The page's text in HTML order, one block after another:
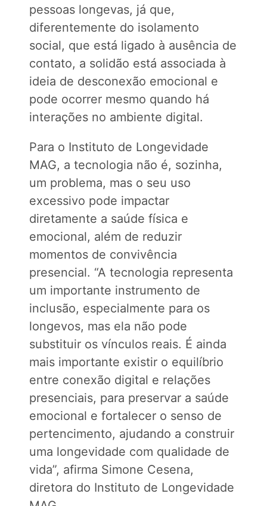
pessoas longevas, já que,
diferentemente do isolamento
social, que está ligado à ausência de
contato, a solidão está associada à
ideia de desconexão emocional e
pode ocorrer mesmo quando há
interações no ambiente digital.
Para o Instituto de Longevidade
MAG, a tecnologia não é, sozinha,
um problema, mas o seu uso
excessivo pode impactar
diretamente a saúde física e
emocional, além de reduzir
momentos de convivência
presencial. “A tecnologia representa
um importante instrumento de
inclusão, especialmente para os
longevos, mas ela não pode
substituir os vínculos reais. É ainda
mais importante existir o equilíbrio
entre conexão digital e relações
presenciais, para preservar a saúde
emocional e fortalecer o senso de
pertencimento, ajudando a construir
uma longevidade com qualidade de
vida”, afirma Simone Cesena,
diretora do Instituto de Longevidade